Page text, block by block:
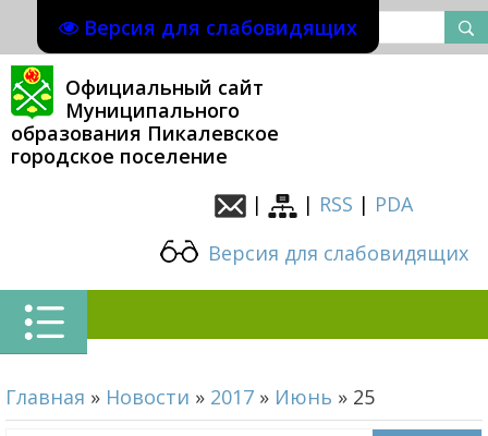
Версия для слабовидящих
Официальный сайт
Муниципального
образования Пикалевское
городское поселение
|
| RSS | PDA
Версия для слабовидящих
Главная » Новости » 2017 » Июнь » 25